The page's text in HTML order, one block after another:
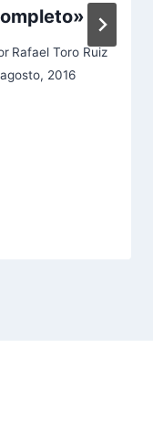
Rafael Toro Ruiz
2016